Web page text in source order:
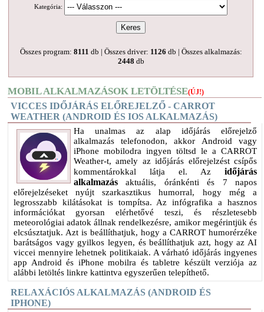
Kategória:
Összes program: 8111 db | Összes driver: 1126 db | Összes alkalmazás:
2448 db
MOBIL ALKALMAZÁSOK LETÖLTÉSE(ÚJ!)
VICCES IDŐJÁRÁS ELŐREJELZŐ - CARROT
WEATHER (ANDROID ÉS IOS ALKALMAZÁS)
Ha unalmas az alap időjárás előrejelző
alkalmazás telefonodon, akkor Android vagy
iPhone mobilodra ingyen töltsd le a CARROT
Weather-t, amely az időjárás előrejelzést csípős
kommentárokkal látja el. Az időjárás
alkalmazás aktuális, óránkénti és 7 napos
előrejelzéseket nyújt szarkasztikus humorral, hogy még a
legrosszabb kilátásokat is tompítsa. Az infógrafika a hasznos
információkat gyorsan elérhetővé teszi, és részletesebb
meteorológiai adatok állnak rendelkezésre, amikor megérintjük és
elcsúsztatjuk. Azt is beállíthatjuk, hogy a CARROT humorérzéke
barátságos vagy gyilkos legyen, és beállíthatjuk azt, hogy az AI
viccei mennyire lehetnek politikaiak. A várható időjárás ingyenes
app Android és iPhone mobilra és tabletre készült verziója az
alábbi letöltés linkre kattintva egyszerűen telepíthető.
RELAXÁCIÓS ALKALMAZÁS (ANDROID ÉS
IPHONE)